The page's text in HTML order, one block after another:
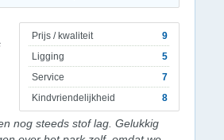
Prijs / kwaliteit
9
Ligging
5
Service
7
Kindvriendelijkheid
8
nog steeds stof lag. Gelukkig